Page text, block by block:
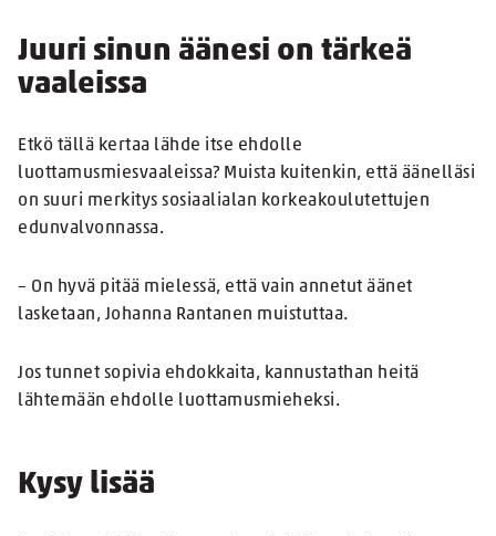
Juuri sinun äänesi on tärkeä
vaaleissa
Etkö tällä kertaa lähde itse ehdolle
luottamusmiesvaaleissa? Muista kuitenkin, että äänelläsi
on suuri merkitys sosiaalialan korkeakoulutettujen
edunvalvonnassa.
– On hyvä pitää mielessä, että vain annetut äänet
lasketaan, Johanna Rantanen muistuttaa.
Jos tunnet sopivia ehdokkaita, kannustathan heitä
lähtemään ehdolle luottamusmieheksi.
Kysy lisää